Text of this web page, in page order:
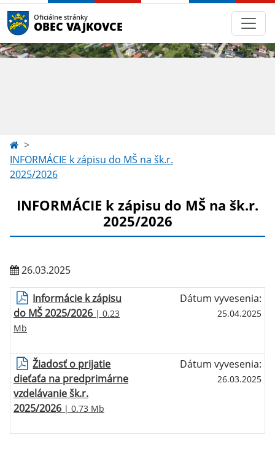
Oficiálne stránky
OBEC VAJKOVCE
INFORMÁCIE k zápisu do MŠ na šk.r.
2025/2026
INFORMÁCIE k zápisu do MŠ na šk.r.
2025/2026
26.03.2025
Informácie k zápisu
do MŠ 2025/2026 | 0.23
Mb
Dátum vyvesenia:
25.04.2025
Žiadosť o prijatie
dieťaťa na predprimárne
vzdelávanie šk.r.
2025/2026 | 0.73 Mb
Dátum vyvesenia:
26.03.2025